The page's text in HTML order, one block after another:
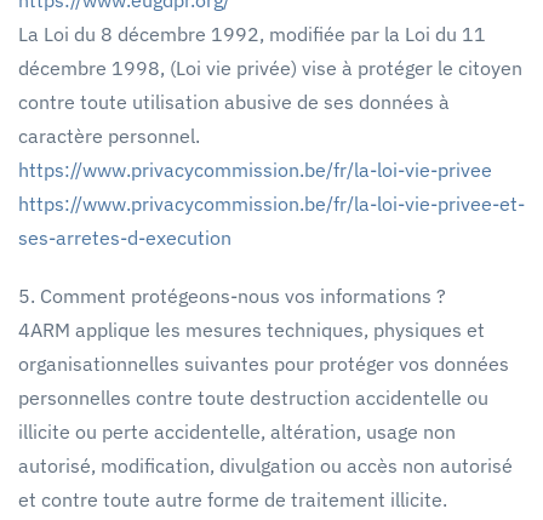
La Loi du 8 décembre 1992, modifiée par la Loi du 11
décembre 1998, (Loi vie privée) vise à protéger le citoyen
contre toute utilisation abusive de ses données à
caractère personnel.
https://www.privacycommission.be/fr/la-loi-vie-privee
https://www.privacycommission.be/fr/la-loi-vie-privee-et-
ses-arretes-d-execution
5. Comment protégeons-nous vos informations ?
4ARM applique les mesures techniques, physiques et
organisationnelles suivantes pour protéger vos données
personnelles contre toute destruction accidentelle ou
illicite ou perte accidentelle, altération, usage non
autorisé, modification, divulgation ou accès non autorisé
et contre toute autre forme de traitement illicite.